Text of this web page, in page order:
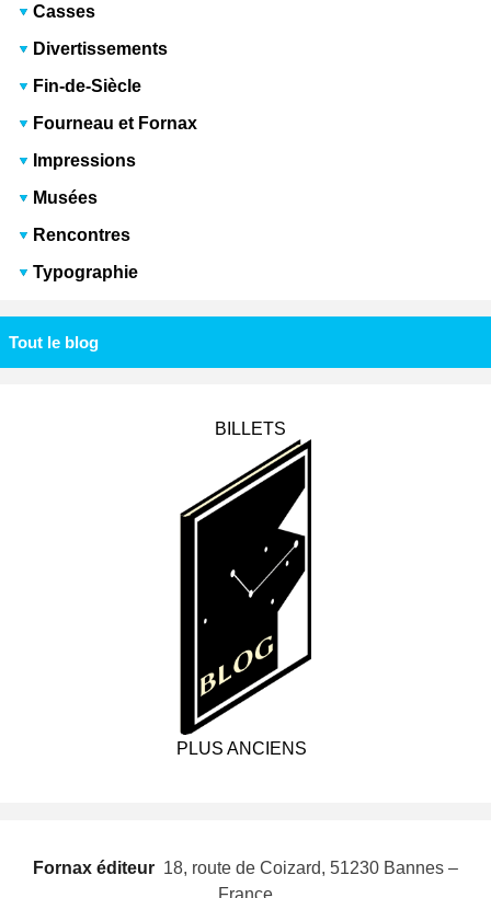
Casses
Divertissements
Fin-de-Siècle
Fourneau et Fornax
Impressions
Musées
Rencontres
Typographie
Tout le blog
BILLETS
PLUS ANCIENS
Fornax éditeur  18, route de Coizard, 51230 Bannes –